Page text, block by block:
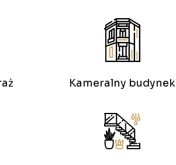
Kameralny budynek